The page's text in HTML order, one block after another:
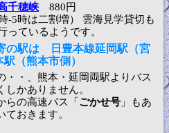
千穂峡 880円
-5時は二割増） 雲海見学貸切も
っているようです。
の駅は 日豊本線延岡駅（宮
（熊本市側）
・・、熊本・延岡両駅よりバス
かありません。
らの高速バス「 ごかせ号 」もあ
ておきます。